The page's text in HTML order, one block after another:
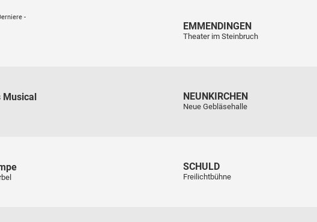
-
EMMENDINGEN
Theater im Steinbruch
Musical NEUNKIRCHEN
Neue Gebläsehalle
SCHULD
Freilichtbühne